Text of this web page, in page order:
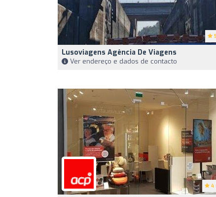
Lusoviagens Agência De Viagens
Ver endereço e dados de contacto
4